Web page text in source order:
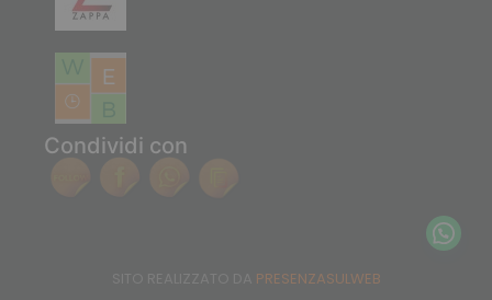
Condividi con
PRESENZASULWEB